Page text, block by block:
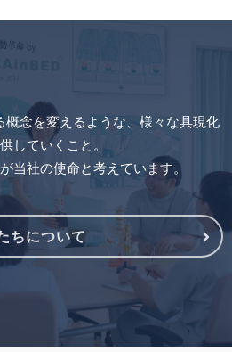
念を変えるような、様々な具現化
していくこと。
当社の使命と考えています。
ちについて